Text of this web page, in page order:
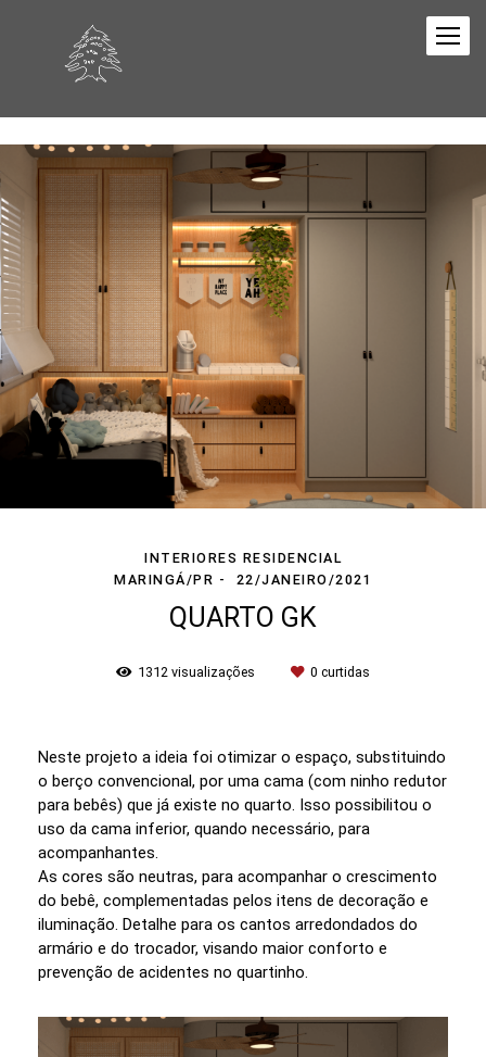
INTERIORES RESIDENCIAL
MARINGÁ/PR
22/JANEIRO/2021
QUARTO GK
1312 visualizações 0 curtidas
Neste projeto a ideia foi otimizar o espaço, substituindo
o berço convencional, por uma cama (com ninho redutor
para bebês) que já existe no quarto. Isso possibilitou o
uso da cama inferior, quando necessário, para
acompanhantes.
As cores são neutras, para acompanhar o crescimento
do bebê, complementadas pelos itens de decoração e
iluminação. Detalhe para os cantos arredondados do
armário e do trocador, visando maior conforto e
prevenção de acidentes no quartinho.